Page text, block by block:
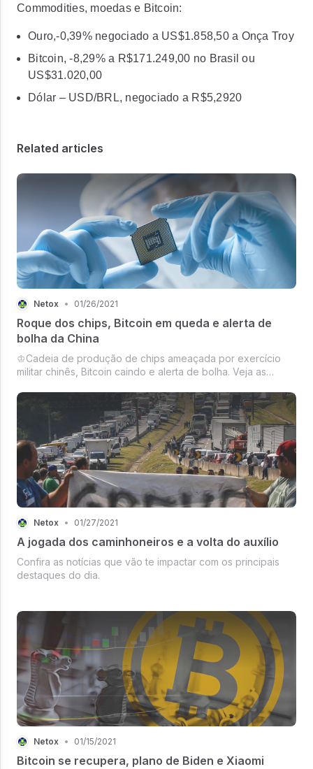
Commodities, moedas e Bitcoin:
Ouro,-0,39% negociado a US$1.858,50 a Onça Troy
Bitcoin, -8,29% a R$171.249,00 no Brasil ou
US$31.020,00
Dólar – USD/BRL, negociado a R$5,2920
Related articles
Netox • 01/26/2021
Roque dos chips, Bitcoin em queda e alerta de
bolha da China
♔Cadeia de produção de chips ameaçada por exercício
militar chinês, Bitcoin caindo e alerta de bolha. Veja as
Netox • 01/27/2021
A jogada dos caminhoneiros e a volta do auxílio
Confira as notícias que vão te impactar com os principais
destaques do dia.
Netox • 01/15/2021
Bitcoin se recupera, plano de Biden e Xiaomi